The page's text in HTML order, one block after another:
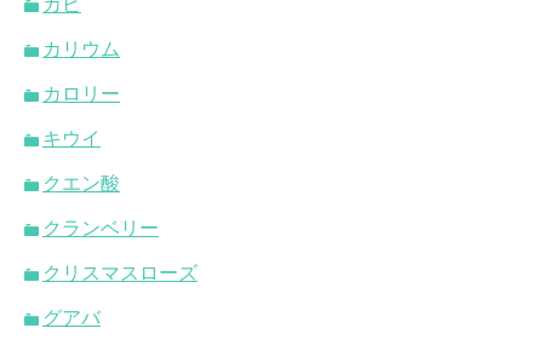
カビ
カリウム
カロリー
キウイ
クエン酸
クランベリー
クリスマスローズ
グアバ